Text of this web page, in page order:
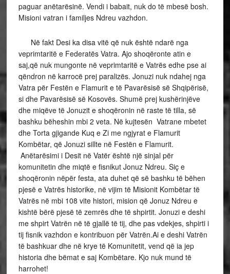
paguar anëtarësinë. Vendi i babait, nuk do të mbesë bosh.
Misioni vatran i familjes Ndreu vazhdon.
Në fakt Desi ka disa vitë që nuk është ndarë nga
veprimtaritë e Federatës Vatra. Ajo shoqëronte atin e
saj,që nuk mungonte në veprimtaritë e Vatrës edhe pse ai
qëndron në karrocë prej paralizës. Jonuzi nuk ndahej nga
Vatra për Festën e Flamurit e të Pavarësisë së Shqipërisë,
si dhe Pavarësisë së Kosovës. Shumë prej kushërinjëve
dhe miqëve të Jonuzit e shoqëronin në raste të tilla, së
bashku bëheshin mbi 2 veta. Në kujtesën Vatrane mbetet
dhe Torta gjigande Kuq e Zi me ngjyrat e Flamurit
Kombëtar, që Jonuzi sillte në Festën e Flamurit.
Anëtarësimi i Desit në Vatër është një sinjal për
komunitetin dhe miqtë e fisnikut Jonuz Ndreu. Siç e
shoqëronin nëpër festa, ata duhet që së bashku të bëhen
pjesë e Vatrës historike, në vijim të Misionit Kombëtar të
Vatrës në mbi 108 vite histori, mision që Jonuz Ndreu e
kishtë bërë pjesë të zemrës dhe të shpirtit. Jonuzi e deshi
me shpirt Vatrën në të gjallë të tij, dhe pas vdekjes, shpirti i
tij fisnik vazhdon e kontribuon për Vatrën.Ai e deshi Vatrën
të bashkuar dhe në krye të Komunitetit, vend që ia jep
historia dhe bëmat e saj Kombëtare. Kjo nuk mund të
harrohet!